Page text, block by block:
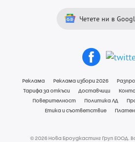
Четете ни в
Реклама Реклама избори 2026
Тарифа за откъси
Доставчици
Поверителност
Политика ЛД
Етика и съответствие
© 2026 Нова Броудкастинг Груп ЕООД.